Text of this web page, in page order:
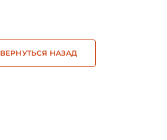
ВЕРНУТЬСЯ НАЗАД